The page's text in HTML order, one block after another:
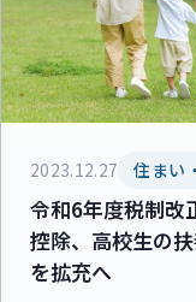
2023.12.27 住まい
令和6年度税制
控除、高校生の
を拡充へ